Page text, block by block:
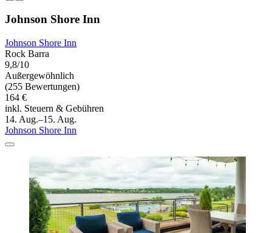
Johnson Shore Inn
Johnson Shore Inn
Rock Barra
9,8/10
Außergewöhnlich
(255 Bewertungen)
164 €
inkl. Steuern & Gebühren
14. Aug.–15. Aug.
Johnson Shore Inn